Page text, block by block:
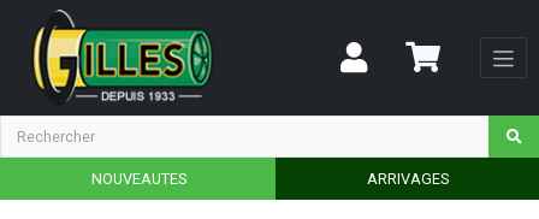
NOUVEAUTES ARRIVAGES